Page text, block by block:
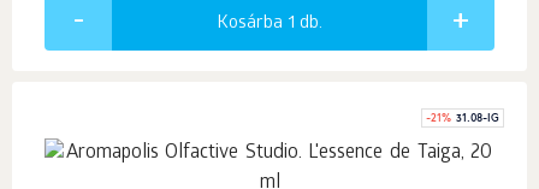
Kosárba 1 db.
-21% 31.08-IG